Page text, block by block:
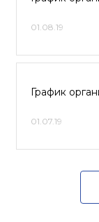
01.08.19
График
01.07.19